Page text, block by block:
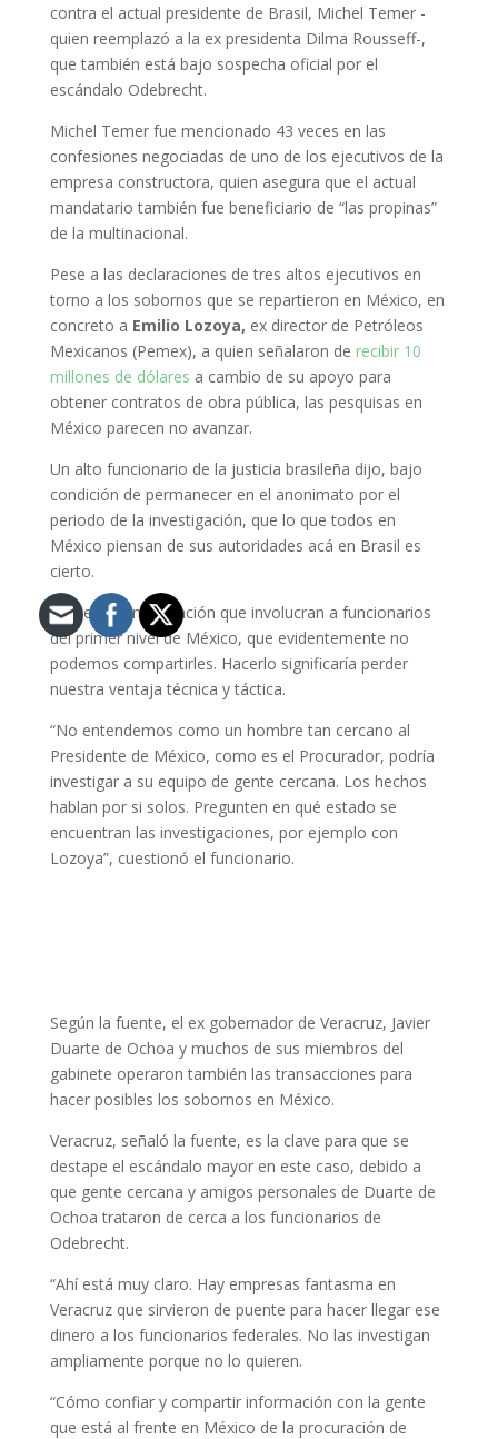
contra el actual presidente de Brasil, Michel Temer -
quien reemplazó a la ex presidenta Dilma Rousseff-,
que también está bajo sospecha oficial por el
escándalo Odebrecht.
Michel Temer fue mencionado 43 veces en las
confesiones negociadas de uno de los ejecutivos de la
empresa constructora, quien asegura que el actual
mandatario también fue beneficiario de “las propinas”
de la multinacional.
Pese a las declaraciones de tres altos ejecutivos en
torno a los sobornos que se repartieron en México, en
concreto a Emilio Lozoya, ex director de Petróleos
Mexicanos (Pemex), a quien señalaron de recibir 10
millones de dólares a cambio de su apoyo para
obtener contratos de obra pública, las pesquisas en
México parecen no avanzar.
Un alto funcionario de la justicia brasileña dijo, bajo
condición de permanecer en el anonimato por el
periodo de la investigación, que lo que todos en
México piensan de sus autoridades acá en Brasil es
cierto.
“Tenemos información que involucran a funcionarios
del primer nivel de México, que evidentemente no
podemos compartirles. Hacerlo significaría perder
nuestra ventaja técnica y táctica.
“No entendemos como un hombre tan cercano al
Presidente de México, como es el Procurador, podría
investigar a su equipo de gente cercana. Los hechos
hablan por si solos. Pregunten en qué estado se
encuentran las investigaciones, por ejemplo con
Lozoya”, cuestionó el funcionario.
Según la fuente, el ex gobernador de Veracruz, Javier
Duarte de Ochoa y muchos de sus miembros del
gabinete operaron también las transacciones para
hacer posibles los sobornos en México.
Veracruz, señaló la fuente, es la clave para que se
destape el escándalo mayor en este caso, debido a
que gente cercana y amigos personales de Duarte de
Ochoa trataron de cerca a los funcionarios de
Odebrecht.
“Ahí está muy claro. Hay empresas fantasma en
Veracruz que sirvieron de puente para hacer llegar ese
dinero a los funcionarios federales. No las investigan
ampliamente porque no lo quieren.
“Cómo confiar y compartir información con la gente
que está al frente en México de la procuración de